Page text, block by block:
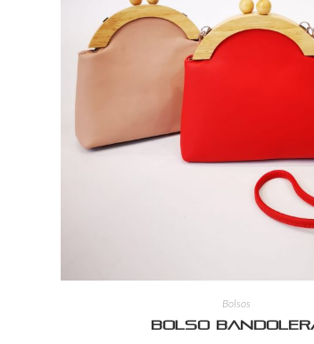
Bolsos
Bolso